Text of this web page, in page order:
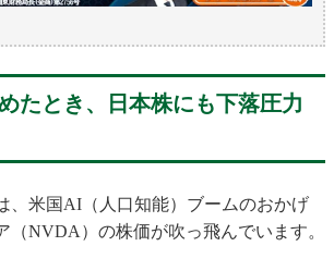
たとき、日本株にも下落圧力
米国AI（人口知能）ブームのおかげ
（NVDA）の株価が吹っ飛んでいます。